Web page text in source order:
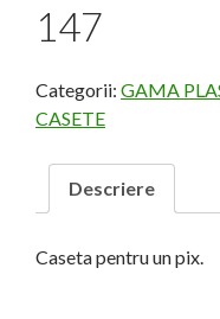
147
Categorii: GAMA
CASETE
Descriere
Caseta pentru un pix.